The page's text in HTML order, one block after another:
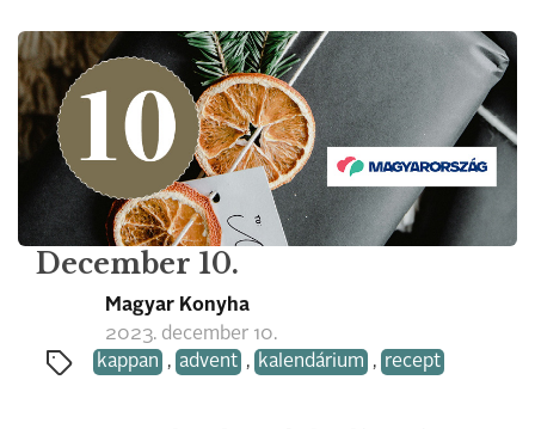
December 10.
Magyar Konyha
2023. december 10.
kappan , advent , kalendárium , recept